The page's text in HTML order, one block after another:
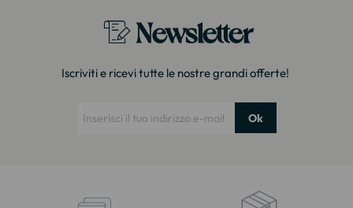
Newsletter
Iscriviti e ricevi tutte le nostre grandi offerte!
Ok